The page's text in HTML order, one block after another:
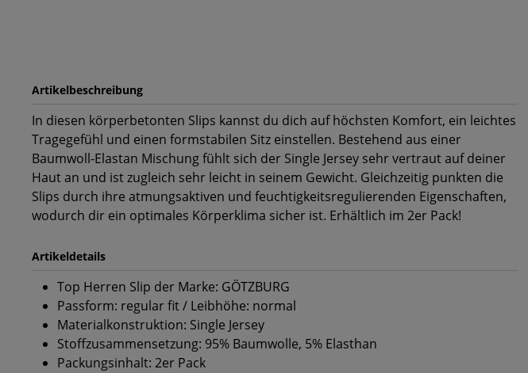
Artikelbeschreibung
In diesen körperbetonten Slips kannst du dich auf höchsten Komfort, ein leichtes
Tragegefühl und einen formstabilen Sitz einstellen. Bestehend aus einer
Baumwoll-Elastan Mischung fühlt sich der Single Jersey sehr vertraut auf deiner
Haut an und ist zugleich sehr leicht in seinem Gewicht. Gleichzeitig punkten die
Slips durch ihre atmungsaktiven und feuchtigkeitsregulierenden Eigenschaften,
wodurch dir ein optimales Körperklima sicher ist. Erhältlich im 2er Pack!
Artikeldetails
Top Herren Slip der Marke: GÖTZBURG
Passform: regular fit / Leibhöhe: normal
Materialkonstruktion: Single Jersey
Stoffzusammensetzung: 95% Baumwolle, 5% Elasthan
Packungsinhalt: 2er Pack